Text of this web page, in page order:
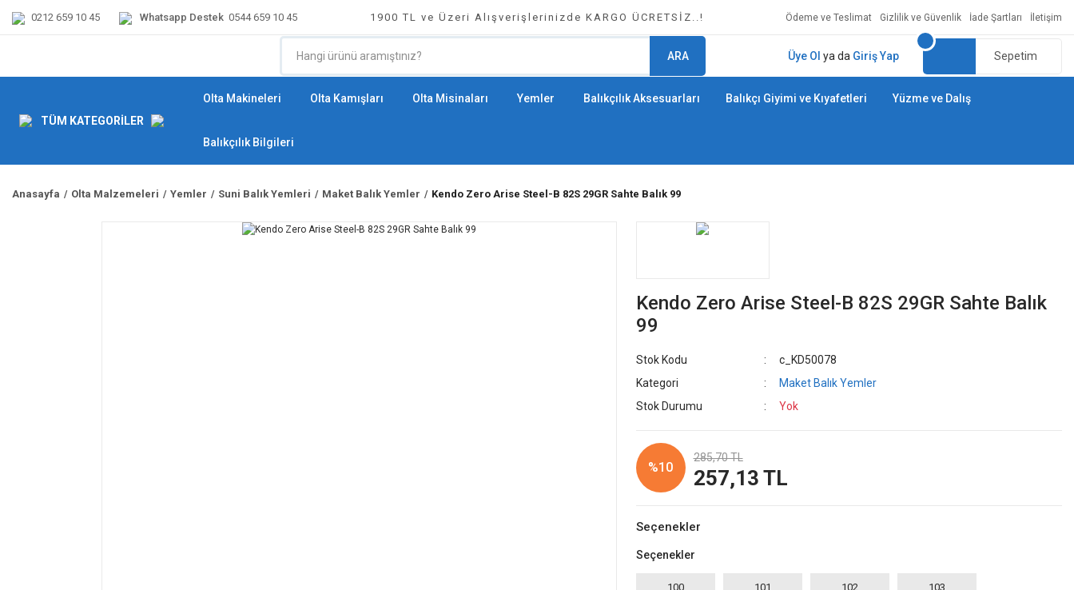
0212 659 10 45 Whatsapp Destek 0544 659 10 45 1900 TL ve Üzeri Alışverişlerinizde KARGO ÜCRETSİZ..! Ödeme ve Teslimat Gizlilik ve Güvenlik İade Şartları İletişim
ARA Üye Ol ya da Giriş Yap Sepetim
TÜM KATEGORİLER
Olta Makineleri Olta Kamışları Olta Misinaları Yemler Balıkçılık Aksesuarları Balıkçı Giyimi ve Kıyafetleri Yüzme ve Dalış
Balıkçılık Bilgileri
Anasayfa Olta Malzemeleri Yemler Suni Balık Yemleri Maket Balık Yemler Kendo Zero Arise Steel-B 82S 29GR Sahte Balık 99
Kendo Zero Arise Steel-B 82S 29GR Sahte Balık
99
Stok Kodu
c_KD50078
Kategori
Maket Balık Yemler
Stok Durumu
Yok
%10
285,70 TL
257,13 TL
Seçenekler
Seçenekler
100 101 102 103